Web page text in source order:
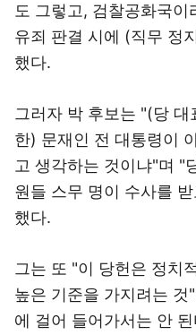
도 그렇고, 검찰공화국
유죄 판결 시에 (직무 정
했다.
그러자 박 후보는 "(당
한) 문재인 전 대통령이
고 생각하는 것이냐"며 "
원들 스무 명이 수사를
했다.
그는 또 "이 당헌은 정치
높은 기준을 가지려는
에 걸어 들어가서는 안